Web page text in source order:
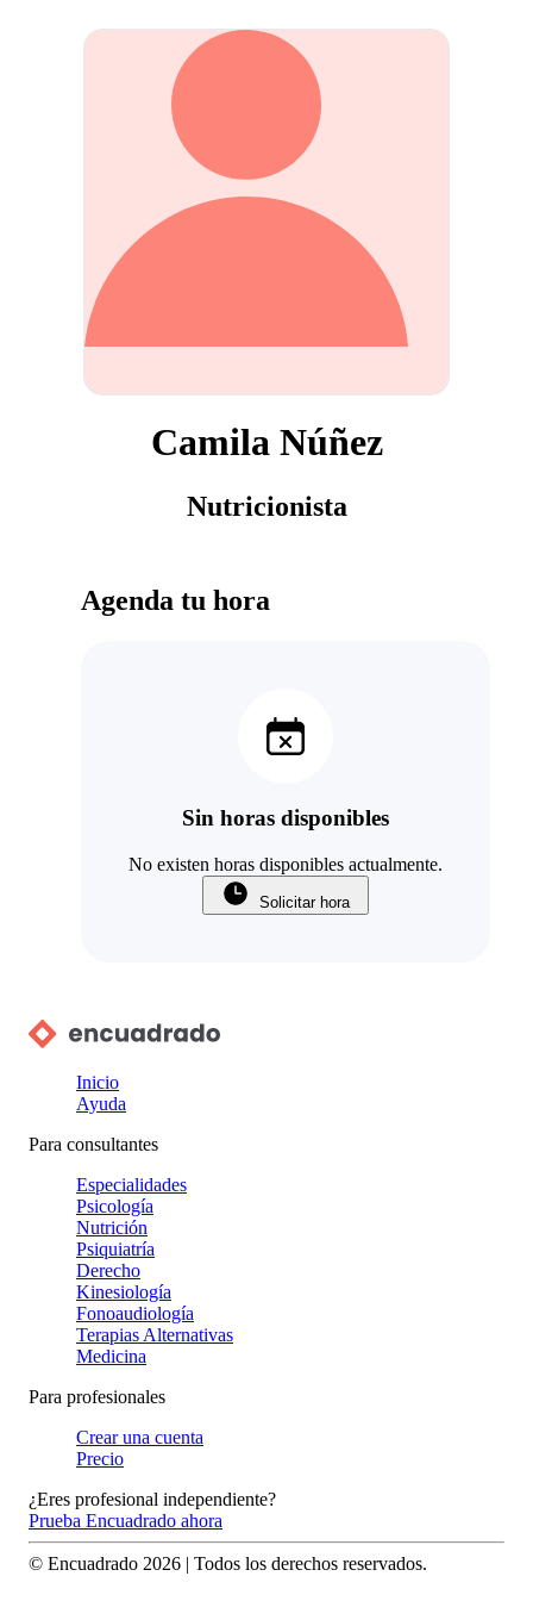
Camila Núñez
Nutricionista
Agenda tu hora
Sin horas disponibles
No existen horas disponibles actualmente.
Solicitar hora
Inicio
Ayuda
Para consultantes
Especialidades
Psicología
Nutrición
Psiquiatría
Derecho
Kinesiología
Fonoaudiología
Terapias Alternativas
Medicina
Para profesionales
Crear una cuenta
Precio
¿Eres profesional independiente?
Prueba Encuadrado ahora
© Encuadrado 2026 | Todos los derechos reservados.